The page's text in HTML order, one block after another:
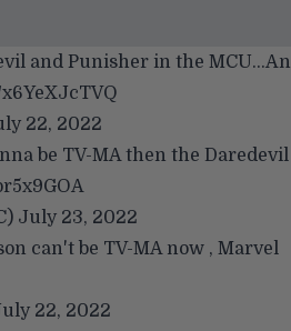
and Punisher in the MCU…An
22, 2022
be TV-MA then the Daredevil
July 23, 2022
can't be TV-MA now , Marvel
22, 2022